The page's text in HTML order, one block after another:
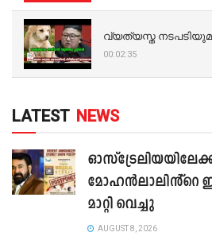
വ്യത്യസ്ത
00:02:35
LATEST NEWS
മോഹൻലാലിൻ്റെ
മാറ്റി വെച്ചു
AUGUST 8, 2026